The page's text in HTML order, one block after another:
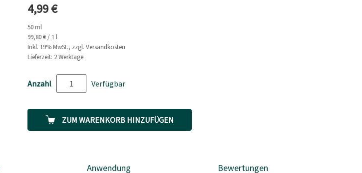
Aktueller Preis
4,99 €
50 ml
99,80 € / 1 l
Inkl. 19% MwSt., zzgl. Versandkosten
Lieferzeit: 2 Werktage
Anzahl Verfügbar
ZUM WARENKORB HINZUFÜGEN
Anwendung Bewertungen